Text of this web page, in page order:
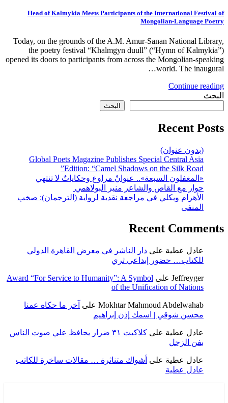
Head of Kalmykia Meets
Today, on the grounds of the A.M.
the poetry festival “Khalmgyn
opened its doors to participants from
Global Poets Magazine
Edition: “Camel
عنوانٌ مراوغ وحكاياتٌ لا تنتهي
منير البولاهمي
نقدية لرواية (الترجمان): صخب
الناشر في معرض القاهرة الدولي
ثري
Award “For Service to Humanity”: A
of the
Mokhtarعلىآخر ما حكاه عمنا
إبراهيم
كلاكيت ٣١ ضرار يحافظ علي صوت الناس
متناثرة … مقالات ساخرة للكاتب